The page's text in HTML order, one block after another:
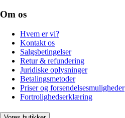
Om os
Hvem er vi?
Kontakt os
Salgsbetingelser
Retur & refundering
Juridiske oplysninger
Betalingsmetoder
Priser og forsendelsesmuligheder
Fortrolighedserklæring